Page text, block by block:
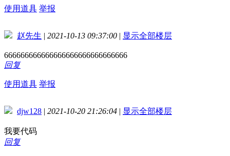
使用道具 举报
赵先生 | 2021-10-13 09:37:00 | 显示全部楼层
666666666666666666666666666666
回复
使用道具 举报
djw128 | 2021-10-20 21:26:04 | 显示全部楼层
我要代码
回复